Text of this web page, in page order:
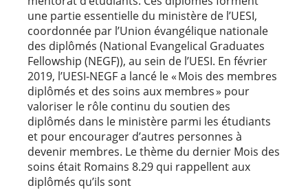
une partie essentielle du ministère de l’UESI,
coordonnée par l’Union évangélique nationale
des diplômés (National Evangelical Graduates
Fellowship (NEGF)), au sein de l’UESI. En février
2019, l’UESI-NEGF a lancé le « Mois des membres
diplômés et des soins aux membres » pour
valoriser le rôle continu du soutien des
diplômés dans le ministère parmi les étudiants
et pour encourager d’autres personnes à
devenir membres. Le thème du dernier Mois des
soins était Romains 8.29 qui rappellent aux
diplômés qu’ils sont